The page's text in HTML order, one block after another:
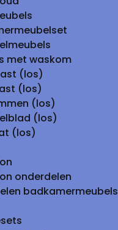
met waskom
(los)
(los)
(los)
(los)
(los)
onderdelen
badkamermeubels